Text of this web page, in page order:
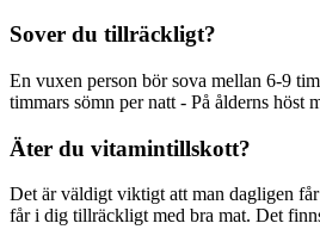
Sover du tillräckligt?
En vuxen person bör sova mellan 6-9
timmars sömn per natt - På ålderns höst
Äter du vitamintillskott?
Det är väldigt viktigt att man dagligen
får i dig tillräckligt med bra mat. Det